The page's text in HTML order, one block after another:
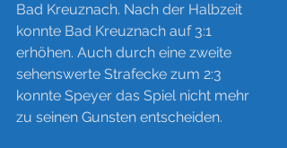
Bad Kreuznach. Nach der Halbzeit
konnte Bad Kreuznach auf 3:1
erhöhen. Auch durch eine zweite
sehenswerte Strafecke zum 2:3
konnte Speyer das Spiel nicht mehr
zu seinen Gunsten entscheiden.